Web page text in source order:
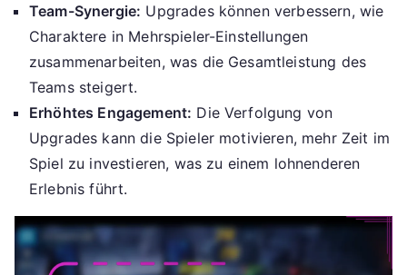
Team-Synergie: Upgrades können verbessern, wie
Charaktere in Mehrspieler-Einstellungen
zusammenarbeiten, was die Gesamtleistung des
Teams steigert.
Erhöhtes Engagement: Die Verfolgung von
Upgrades kann die Spieler motivieren, mehr Zeit im
Spiel zu investieren, was zu einem lohnenderen
Erlebnis führt.